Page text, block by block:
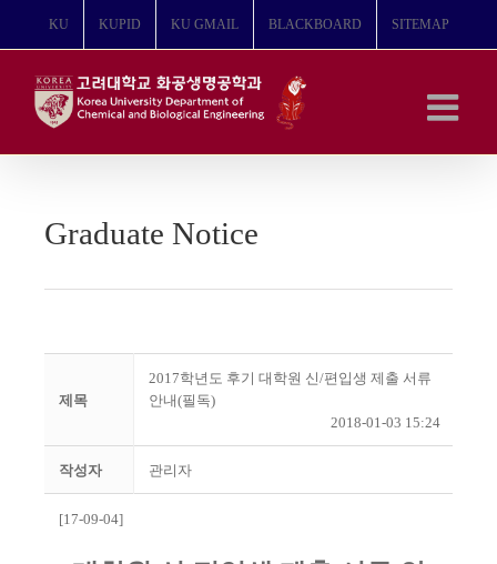
뛰
KU KUPID KU GMAIL BLACKBOARD SITEMAP
Graduate Notice
제목
2017학년도 후기 대학원 신/편입생 제출 서류
안내(필독)
2018-01-03 15:24
작성자 관리자
[17-09-04]